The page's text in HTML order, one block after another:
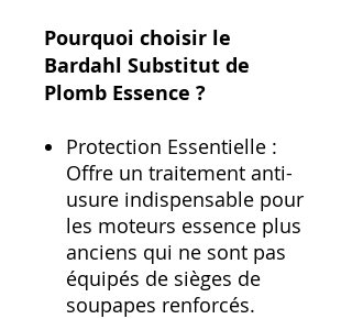
Pourquoi choisir le
Bardahl Substitut de
Plomb Essence ?
Protection Essentielle :
Offre un traitement anti-
usure indispensable pour
les moteurs essence plus
anciens qui ne sont pas
équipés de sièges de
soupapes renforcés.